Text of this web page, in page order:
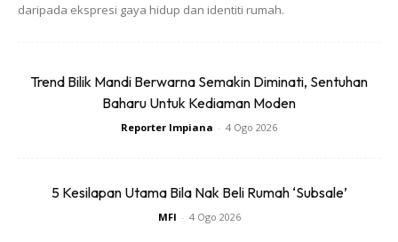
Wallpaper mudah tanggal
Cat antara perkara yang paling tidak diendahkan oleh
tawaran dari penyewa untuk mengecat kediaman tapi
perlu di tolak harga sewaan bulanan, ada pemilik tidak
daripada ekspresi gaya hidup dan identiti rumah.
Trend Bilik Mandi Berwarna Semakin Diminati, Sentuhan
Baharu Untuk Kediaman Moden
Reporter Impiana - 4 Ogo 2026
5 Kesilapan Utama Bila Nak Beli Rumah ‘Subsale’
MFI - 4 Ogo 2026